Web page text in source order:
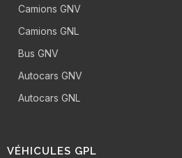
Camions GNV
Camions GNL
Bus GNV
Autocars GNV
Autocars GNL
VÉHICULES GPL